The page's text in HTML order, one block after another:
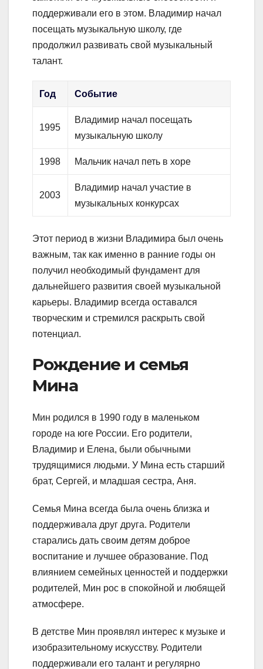
поддерживали его в этом. Владимир начал
посещать музыкальную школу, где
продолжил развивать свой музыкальный
талант.
Год Событие
1995
Владимир начал посещать
музыкальную школу
1998 Мальчик начал петь в хоре
2003
Владимир начал участие в
музыкальных конкурсах
Этот период в жизни Владимира был очень
важным, так как именно в ранние годы он
получил необходимый фундамент для
дальнейшего развития своей музыкальной
карьеры. Владимир всегда оставался
творческим и стремился раскрыть свой
потенциал.
Рождение и семья
Мина
Мин родился в 1990 году в маленьком
городе на юге России. Его родители,
Владимир и Елена, были обычными
трудящимися людьми. У Мина есть старший
брат, Сергей, и младшая сестра, Аня.
Семья Мина всегда была очень близка и
поддерживала друг друга. Родители
старались дать своим детям доброе
воспитание и лучшее образование. Под
влиянием семейных ценностей и поддержки
родителей, Мин рос в спокойной и любящей
атмосфере.
В детстве Мин проявлял интерес к музыке и
изобразительному искусству. Родители
поддерживали его талант и регулярно